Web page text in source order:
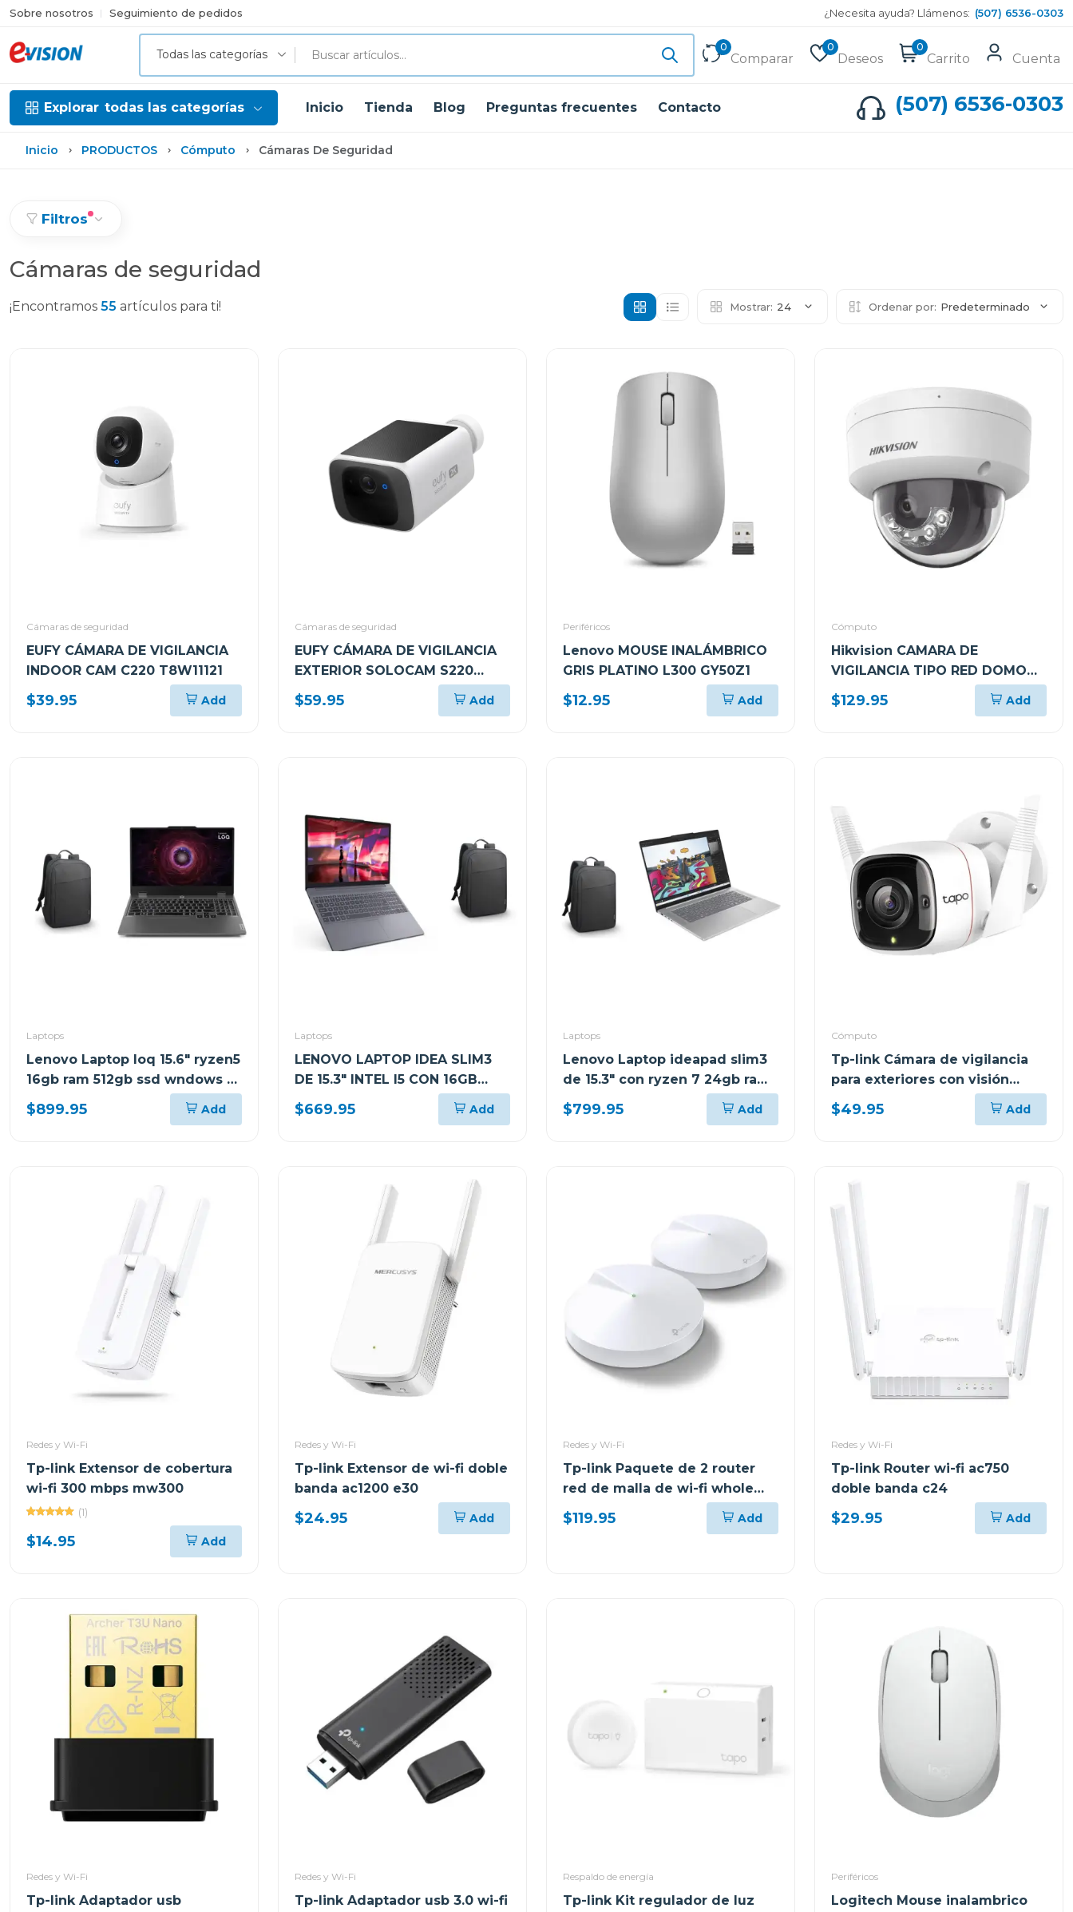
Sobre nosotros Seguimiento de pedidos ¿Necesita ayuda? Llámenos: (507) 6536-0303
Todas las categorías
0
Comparar
0
Deseos
0
Carrito Cuenta
Explorar todas las categorías Inicio Tienda Blog Preguntas frecuentes Contacto (507) 6536-0303
Inicio PRODUCTOS Cómputo Cámaras De Seguridad
Filtros
Cámaras de seguridad
¡Encontramos 55 artículos para ti! Mostrar: 24 Ordenar por: Predeterminado
Cámaras de seguridad
EUFY CÁMARA DE VIGILANCIA
INDOOR CAM C220 T8W11121
$39.95 Add
Cámaras de seguridad
EUFY CÁMARA DE VIGILANCIA
EXTERIOR SOLOCAM S220
T8134121
$59.95 Add
Periféricos
Lenovo MOUSE INALÁMBRICO
GRIS PLATINO L300 GY50Z1
$12.95 Add
Cómputo
Hikvision CAMARA DE
VIGILANCIA TIPO RED DOMO
CON LUZ HÍBRIDA INTELIGENTE
G2LIS2U
$129.95 Add
Laptops
Lenovo Laptop loq 15.6" ryzen5
16gb ram 512gb ssd wndows 11
home sl gris luna arp9 +
mochila lenovo 83jc003t
$899.95 Add
Laptops
LENOVO LAPTOP IDEA SLIM3
DE 15.3" INTEL I5 CON 16GB
RAM Y 512GB SSD WINDOWS 11
HOME SL IRH10 + MOCHILA
$669.95 Add
Laptops
Lenovo Laptop ideapad slim3
de 15.3" con ryzen 7 24gb ram
y 512gb ssd windows 11
83K700ECGJ
$799.95 Add
Cómputo
Tp-link Cámara de vigilancia
para exteriores con visión
nocturna y detección ia c310
$49.95 Add
Redes y Wi-Fi
Tp-link Extensor de cobertura
wi-fi 300 mbps mw300
(1)
$14.95 Add
Redes y Wi-Fi
Tp-link Extensor de wi-fi doble
banda ac1200 e30
$24.95 Add
Redes y Wi-Fi
Tp-link Paquete de 2 router
red de malla de wi-fi whole
home mesh ac1300 deco m5
$119.95 Add
Redes y Wi-Fi
Tp-link Router wi-fi ac750
doble banda c24
$29.95 Add
Redes y Wi-Fi
Tp-link Adaptador usb
Redes y Wi-Fi
Tp-link Adaptador usb 3.0 wi-fi
Respaldo de energía
Tp-link Kit regulador de luz
Periféricos
Logitech Mouse inalambrico